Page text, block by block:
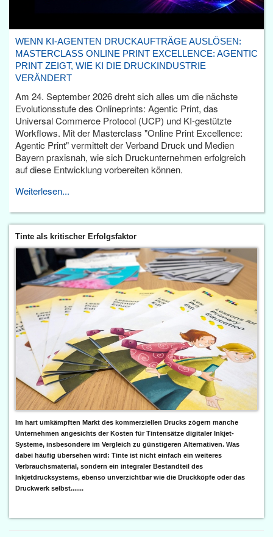
WENN KI-AGENTEN DRUCKAUFTRÄGE AUSLÖSEN:
MASTERCLASS ONLINE PRINT EXCELLENCE: AGENTIC
PRINT ZEIGT, WIE KI DIE DRUCKINDUSTRIE
VERÄNDERT
Am 24. September 2026 dreht sich alles um die nächste
Evolutionsstufe des Onlineprints: Agentic Print, das
Universal Commerce Protocol (UCP) und KI-gestützte
Workflows. Mit der Masterclass "Online Print Excellence:
Agentic Print" vermittelt der Verband Druck und Medien
Bayern praxisnah, wie sich Druckunternehmen erfolgreich
auf diese Entwicklung vorbereiten können.
Weiterlesen...
Tinte als kritischer Erfolgsfaktor
Im hart umkämpften Markt des kommerziellen Drucks zögern manche
Unternehmen angesichts der Kosten für Tintensätze digitaler Inkjet-
Systeme, insbesondere im Vergleich zu günstigeren Alternativen. Was
dabei häufig übersehen wird: Tinte ist nicht einfach ein weiteres
Verbrauchsmaterial, sondern ein integraler Bestandteil des
Inkjetdrucksystems, ebenso unverzichtbar wie die Druckköpfe oder das
Druckwerk selbst.......